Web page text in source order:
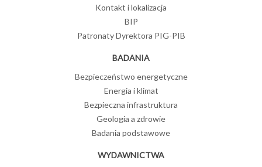
Kontakt i lokalizacja
BIP
Patronaty Dyrektora PIG-PIB
BADANIA
Bezpieczeństwo energetyczne
Energia i klimat
Bezpieczna infrastruktura
Geologia a zdrowie
Badania podstawowe
WYDAWNICTWA